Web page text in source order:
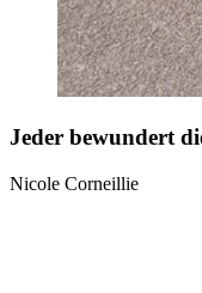
Jeder bewundert
Nicole Corneillie